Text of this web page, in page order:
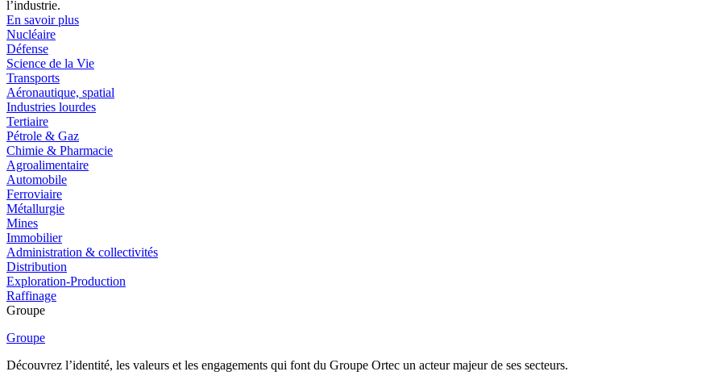
l’industrie.
En savoir plus
Nucléaire
Défense
Science de la Vie
Transports
Aéronautique, spatial
Industries lourdes
Tertiaire
Pétrole & Gaz
Chimie & Pharmacie
Agroalimentaire
Automobile
Ferroviaire
Métallurgie
Mines
Immobilier
Administration & collectivités
Distribution
Exploration-Production
Raffinage
Groupe
Groupe
Découvrez l’identité, les valeurs et les engagements qui font du Groupe Ortec un acteur majeur de ses secteurs.